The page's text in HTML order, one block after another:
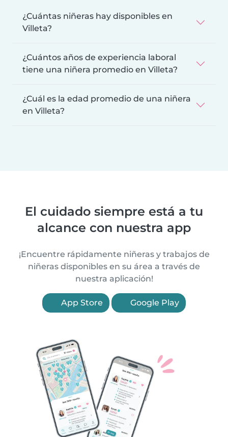
¿Cuántas niñeras hay disponibles en
Villeta?
¿Cuántos años de experiencia laboral
tiene una niñera promedio en Villeta?
¿Cuál es la edad promedio de una niñera
en Villeta?
El cuidado siempre está a tu
alcance con nuestra app
¡Encuentre rápidamente niñeras y trabajos de
niñeras disponibles en su área a través de
nuestra aplicación!
App Store Google Play